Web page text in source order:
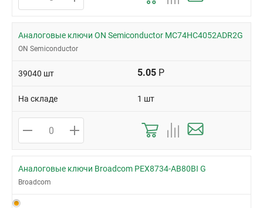
Аналоговые ключи ON Semiconductor MC74HC4052ADR2G
ON Semiconductor
39040 шт 5.05 Р
На складе 1 шт
Аналоговые ключи Broadcom PEX8734-AB80BI G
Broadcom